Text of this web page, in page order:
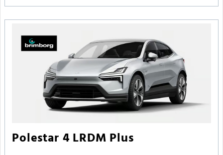
Polestar 4 LRDM Plus